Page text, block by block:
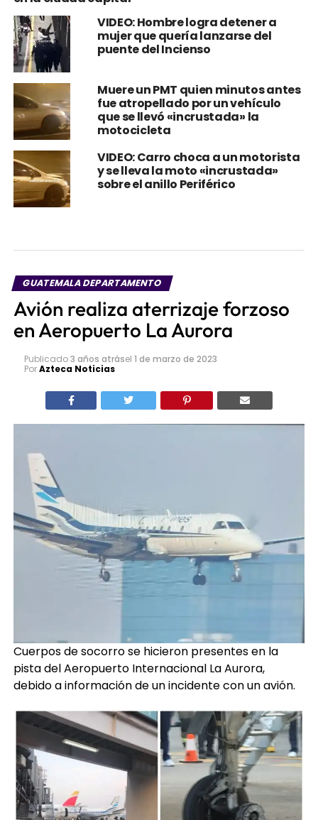
VIDEO: Hombre logra detener a
mujer que quería lanzarse del
puente del Incienso
Muere un PMT quien minutos antes
fue atropellado por un vehículo
que se llevó «incrustada» la
motocicleta
VIDEO: Carro choca a un motorista
y se lleva la moto «incrustada»
sobre el anillo Periférico
GUATEMALA DEPARTAMENTO
Avión realiza aterrizaje forzoso
en Aeropuerto La Aurora
Publicado3 años atrásel 1 de marzo de 2023
PorAzteca Noticias
Cuerpos de socorro se hicieron presentes en la
pista del Aeropuerto Internacional La Aurora,
debido a información de un incidente con un avión.